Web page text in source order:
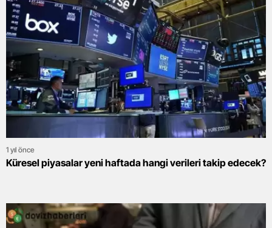
1 yıl önce
Küresel piyasalar yeni haftada hangi verileri takip edecek?